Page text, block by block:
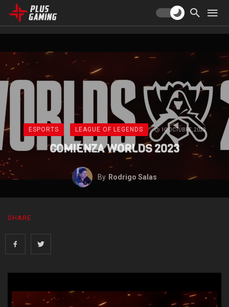
ESPORTS LEAGUE OF LEGENDS 10 OCTUBRE, 2023
COMIENZA WORLDS 2023
By Rodrigo Salas
SHARE